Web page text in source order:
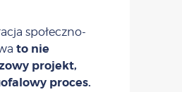
społeczno-
to nie
projekt,
proces.